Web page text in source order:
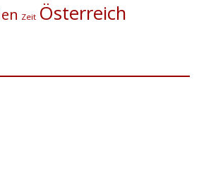
Zeit Österreich